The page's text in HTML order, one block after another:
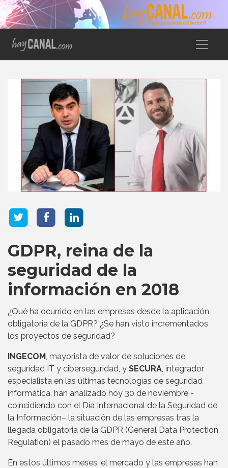
GDPR, reina de la
seguridad de la
información en 2018
¿Qué ha ocurrido en las empresas desde la aplicación
obligatoria de la GDPR? ¿Se han visto incrementados
los proyectos de seguridad?
INGECOM, mayorista de valor de soluciones de
seguridad IT y ciberseguridad, y SECURA, integrador
especialista en las últimas tecnologías de seguridad
informática, han analizado hoy 30 de noviembre -
coincidiendo con el Día Internacional de la Seguridad de
la Información– la situación de las empresas tras la
llegada obligatoria de la GDPR (General Data Protection
Regulation) el pasado mes de mayo de este año.
En estos últimos meses, el mercado y las empresas han